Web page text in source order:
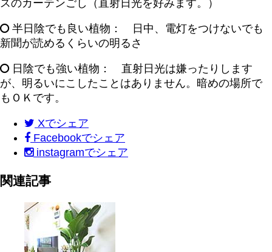
スのカーテンごし（直射日光を好みます。）
半日陰でも良い植物： 日中、電灯をつけないでも
新聞が読めるくらいの明るさ
日陰でも強い植物： 直射日光は嫌ったりします
が、明るいにこしたことはありません。暗めの場所で
もＯＫです。
Xでシェア
Facebookでシェア
instagramでシェア
関連記事